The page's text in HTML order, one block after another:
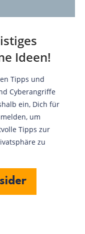
Ideen!
Tipps und
Cyberangriffe
ein, Dich für
um
Tipps zur
zu